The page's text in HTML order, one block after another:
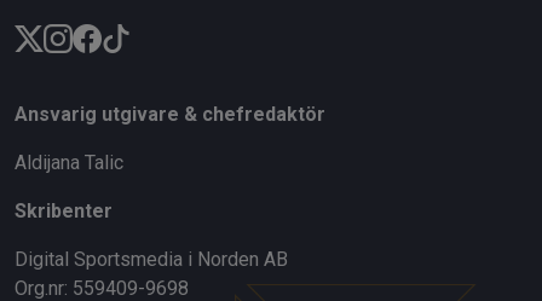
Ansvarig utgivare & chefredaktör
Aldijana Talic
Skribenter
Digital Sportsmedia i Norden AB
Org.nr: 559409-9698